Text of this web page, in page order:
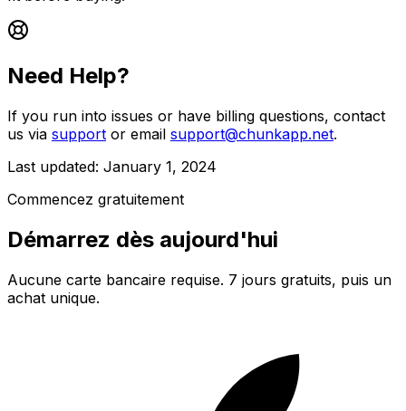
Need Help?
If you run into issues or have billing questions, contact
us via support or email support@chunkapp.net.
Last updated: January 1, 2024
Commencez gratuitement
Démarrez dès aujourd'hui
Aucune carte bancaire requise. 7 jours gratuits, puis un
achat unique.